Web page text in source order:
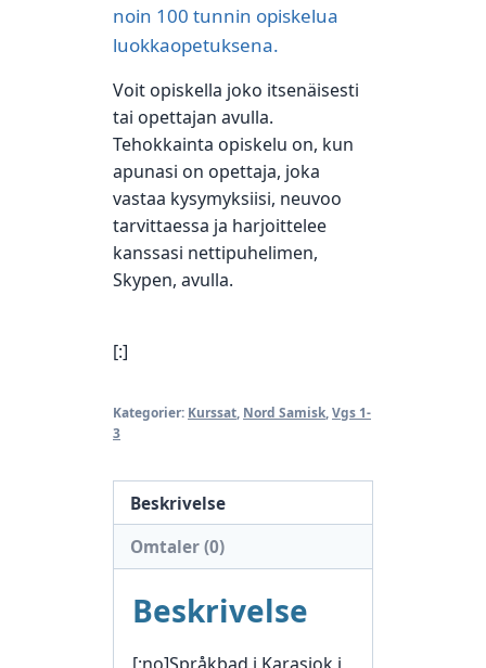
noin 100 tunnin opiskelua
luokkaopetuksena.
Voit opiskella joko itsenäisesti
tai opettajan avulla.
Tehokkainta opiskelu on, kun
apunasi on opettaja, joka
vastaa kysymyksiisi, neuvoo
tarvittaessa ja harjoittelee
kanssasi nettipuhelimen,
Skypen, avulla.
[:]
Kategorier: Kurssat Nord Samisk Vgs 1-
3
Beskrivelse
Omtaler (0)
Beskrivelse